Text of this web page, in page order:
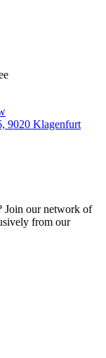
9020 Klagenfurt
Join our network of
from our